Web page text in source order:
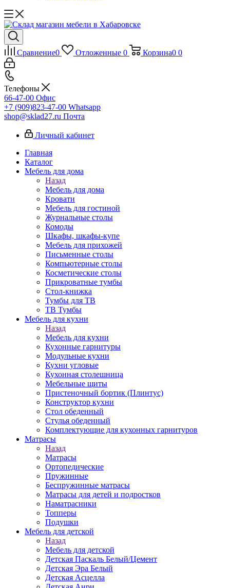
Сравнение0 Отложенные 0 Корзина0 0
Телефоны
66-47-00 Офис
+7 (909)823-47-00 Whatsapp
shop@sklad27.ru Почта
Личный кабинет
Главная
Каталог
Мебель для дома
Назад
Мебель для дома
Кровати
Мебель для гостиной
Журнальные столы
Комоды
Шкафы, шкафы-купе
Мебель для прихожей
Письменные столы
Компьютерные столы
Косметические столы
Прикроватные тумбы
Стол-книжка
Тумбы для ТВ
ТВ Тумбы
Мебель для кухни
Назад
Мебель для кухни
Кухонные гарнитуры
Модульные кухни
Кухни угловые
Кухонная столешница
Мебельные щиты
Пристеночный бортик (Плинтус)
Конструктор кухни
Стол обеденный
Стулья обеденный
Комплектующие для кухонных гарнитуров
Матраcы
Назад
Матраcы
Ортопедические
Пружинные
Беспружинные матрасы
Матрасы для детей и подростков
Наматрасники
Топперы
Подушки
Мебель для детской
Назад
Мебель для детской
Детская Паскаль Белый/Цемент
Детская Эра Белый
Детская Асцелла